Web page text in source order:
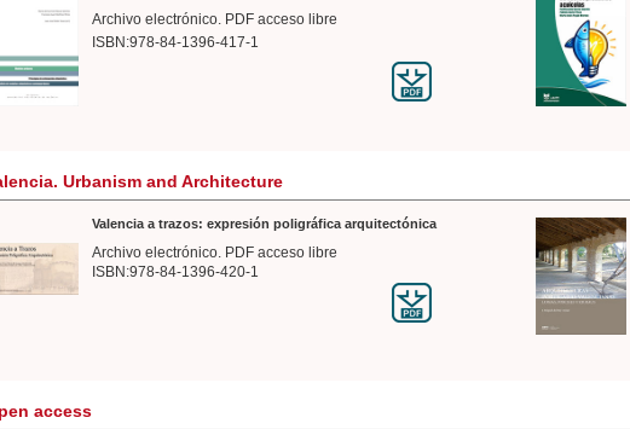
Archivo electrónico. PDF acceso libre
ISBN:978-84-1396-417-1
Urbanism and Architecture
Valencia a trazos: expresión poligráfica arquitectónica
Archivo electrónico. PDF acceso libre
ISBN:978-84-1396-420-1
access